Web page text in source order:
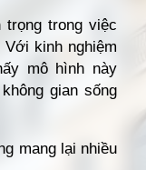
trong việc
kinh nghiệm
mô hình này
gian sống
mang lại nhiều